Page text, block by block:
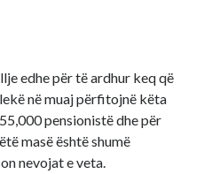
edhe për të ardhur keq që
në muaj përfitojnë këta
pensionistë dhe për
masë është shumë
nevojat e veta.